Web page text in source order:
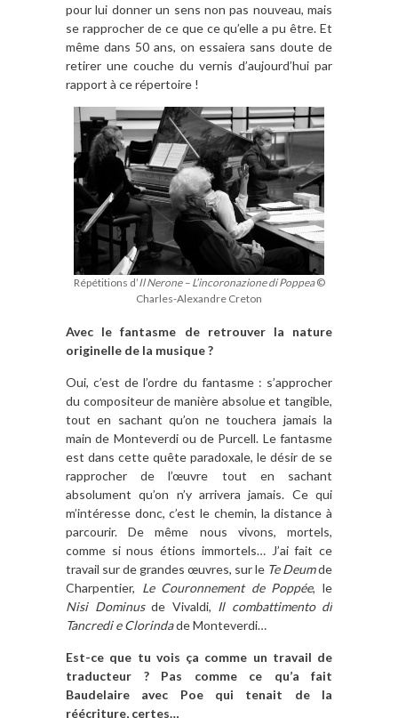
pour lui donner un sens non pas nouveau, mais
se rapprocher de ce que ce qu’elle a pu être. Et
même dans 50 ans, on essaiera sans doute de
retirer une couche du vernis d’aujourd’hui par
rapport à ce répertoire !
Répétitions d’Il Nerone – L’incoronazione di Poppea©
Charles-Alexandre Creton
Avec le fantasme de retrouver la nature
originelle de la musique ?
Oui, c’est de l’ordre du fantasme : s’approcher
du compositeur de manière absolue et tangible,
tout en sachant qu’on ne touchera jamais la
main de Monteverdi ou de Purcell. Le fantasme
est dans cette quête paradoxale, le désir de se
rapprocher de l’œuvre tout en sachant
absolument qu’on n’y arrivera jamais. Ce qui
m’intéresse donc, c’est le chemin, la distance à
parcourir. De même nous vivons, mortels,
comme si nous étions immortels… J’ai fait ce
travail sur de grandes œuvres, sur le Te Deumde
Charpentier, Le Couronnement de Poppée, le
Nisi Dominusde Vivaldi, Il combattimento di
Tancredi e Clorindade Monteverdi…
Est-ce que tu vois ça comme un travail de
traducteur ? Pas comme ce qu’a fait
Baudelaire avec Poe qui tenait de la
réécriture, certes…